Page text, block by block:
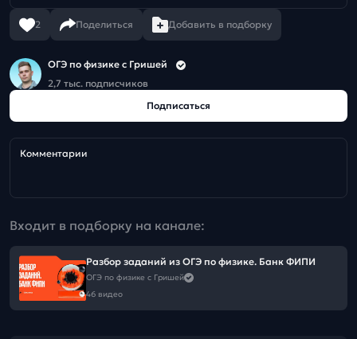
2 Поделиться Добавить в подборку
ОГЭ по физике с Гришей
2,7 тыс. подписчиков
Подписаться
Комментарии
Входит в подборку на канале:
Разбор заданий из ОГЭ по физике. Банк ФИПИ
ОГЭ по физике с Гришей
46 видео